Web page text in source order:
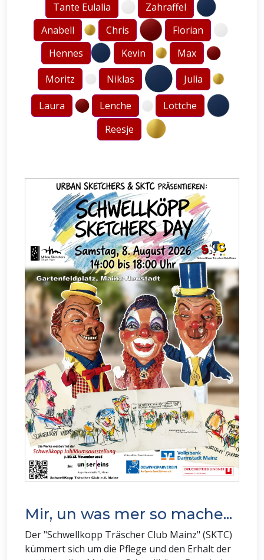
Tante Eulalia
Zahraffel
Anabell
Chris
Florian
Hennes
Kevin Max
Moritz Niklas Julia
Laura Lenche
Lottche
Reesje
Mir, un was mer so mache...
Der "Schwellkopp Träscher Club Mainz" (SKTC)
kümmert sich um die Pflege und den Erhalt der